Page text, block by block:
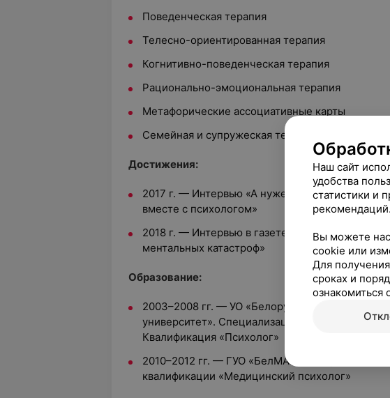
Поведенческая терапия
Телесно-ориентированная терапия
Когнитивно-поведенческая терапия
Рационально-эмоциональная терапия
Метафорические ассоциативные карты
Семейная и супружеская терапия
Достижения:
2017 г. — Интервью «А нужен ли ребенку
вместе с психологом»
2018 г. — Интервью в газете «Минская
ментальных катастроф»
Образование:
2003–2008 гг. — УО «Белорусский
университет». Специализация «Психология
Квалификация «Психолог»
2010–2012 гг. — ГУО «БелМАПО».
квалификации «Медицинский психолог»
Наш сайт
удобства
статистики и
рекомендаций.
Вы можете
cookie или
Для
сроках и
ознакомиться